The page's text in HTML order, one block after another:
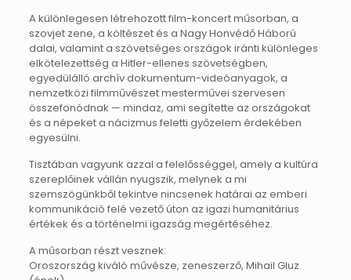
A különlegesen létrehozott film-koncert műsorban, a
szovjet zene, a költészet és a Nagy Honvédő Háború
dalai, valamint a szövetséges országok iránti különleges
elkötelezettség a Hitler-ellenes szövetségben,
egyedülálló archív dokumentum-videóanyagok, a
nemzetközi filmművészet mesterművei szervesen
összefonódnak — mindaz, ami segítette az országokat
és a népeket a nácizmus feletti győzelem érdekében
egyesülni.
Tisztában vagyunk azzal a felelősséggel, amely a kultúra
szereplőinek vállán nyugszik, melynek a mi
szemszögünkből tekintve nincsenek határai az emberi
kommunikáció felé vezető úton az igazi humanitárius
értékek és a történelmi igazság megértéséhez.
A műsorban részt vesznek:
Oroszország kiváló művésze, zeneszerző, Mihail Gluz